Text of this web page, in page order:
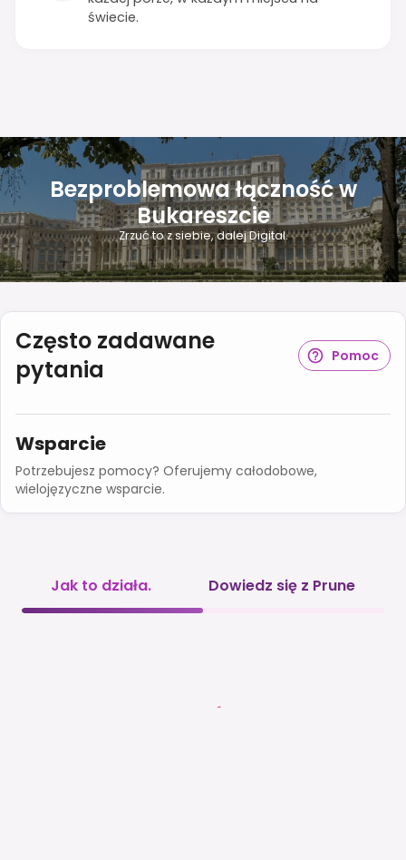
świecie.
Bezproblemowa łączność w
Bukareszcie
Zrzuć to z siebie, dalej Digital.
Często zadawane
pytania
Pomoc
Wsparcie
Potrzebujesz pomocy? Oferujemy całodobowe,
wielojęzyczne wsparcie.
Jak to działa. Dowiedz się z Prune